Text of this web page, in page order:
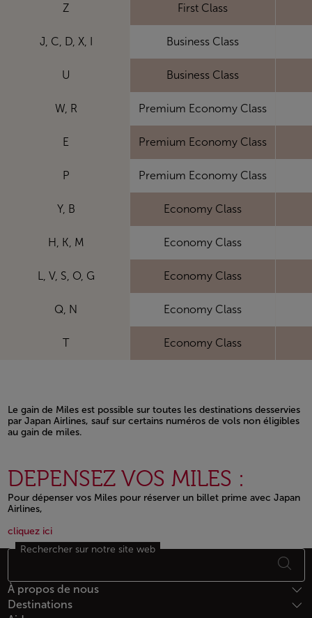
Z First Class
J, C, D, X, I Business Class
U Business Class
W, R Premium Economy Class
E Premium Economy Class
P Premium Economy Class
Y, B Economy Class
H, K, M Economy Class
L, V, S, O, G Economy Class
Q, N Economy Class
T Economy Class
Le gain de Miles est possible sur toutes les destinations desservies
par Japan Airlines, sauf sur certains numéros de vols non éligibles
au gain de miles.
DEPENSEZ VOS MILES :
Pour dépenser vos Miles pour réserver un billet prime avec Japan
Airlines,
Open in a new window
cliquez iciOpen in a new window
Bas de page Plan du site
Rechercher sur notre site web
À propos de nous
Destinations